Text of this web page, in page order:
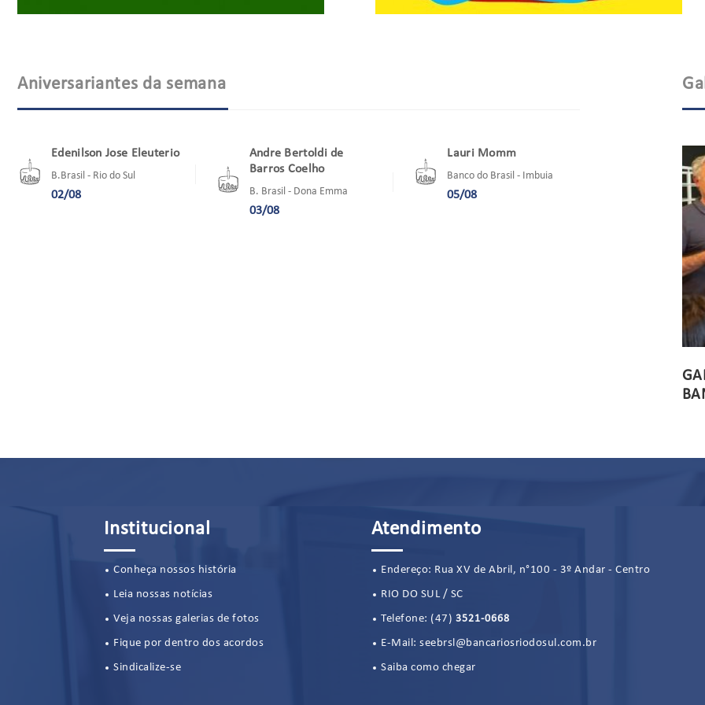
Aniversariantes da semana
Edenilson Jose Eleuterio
B.Brasil - Rio do Sul
02/08
Andre Bertoldi de
Barros Coelho
B. Brasil - Dona Emma
03/08
Lauri Momm
Banco do Brasil - Imbuia
05/08
Juliano
Banco do
Institucional
Conheça nossos história
Leia nossas notícias
Veja nossas galerias de fotos
Fique por dentro dos acordos
Sindicalize-se
Atendimento
Endereço: Rua XV de Abril, n°100 - 3º Andar - Centro
RIO DO SUL / SC
Telefone: (47) 3521-0668
E-Mail: seebrsl@bancariosriodosul.com.br
Saiba como chegar